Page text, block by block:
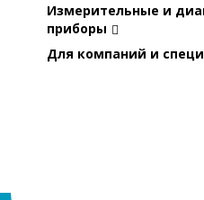
Измерительные и
приборы
Для компаний и